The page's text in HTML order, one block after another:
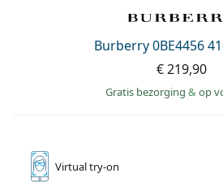
Burberry 0BE4456
€ 219,90
Gratis bezorging & op
Virtualtry-on